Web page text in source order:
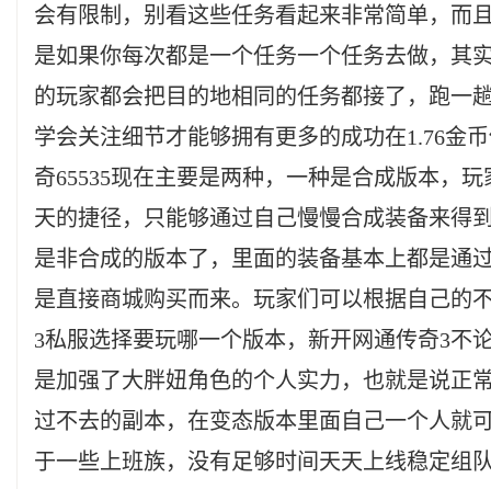
会有限制，别看这些任务看起来非常简单，而
是如果你每次都是一个任务一个任务去做，其
的玩家都会把目的地相同的任务都接了，跑一
学会关注细节才能够拥有更多的成功在1.76金
奇65535现在主要是两种，一种是合成版本，
天的捷径，只能够通过自己慢慢合成装备来得
是非合成的版本了，里面的装备基本上都是通
是直接商城购买而来。玩家们可以根据自己的
3私服选择要玩哪一个版本，新开网通传奇3不
是加强了大胖妞角色的个人实力，也就是说正
过不去的副本，在变态版本里面自己一个人就
于一些上班族，没有足够时间天天上线稳定组